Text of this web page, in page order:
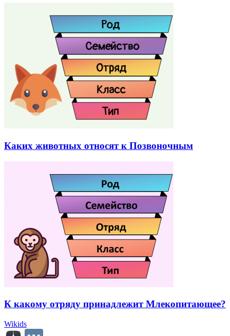
Каких животных относят к Позвоночным
К какому отряду принадлежит Млекопитающее?
Wikids